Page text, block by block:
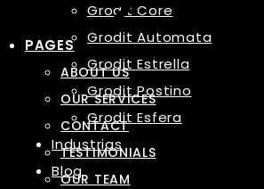
Grodit Core
Grodit Automata
Grodit Estrella
Grodit Postino
Grodit Esfera
Industrias
Blog
PAGES
ABOUT US
OUR SERVICES
CONTACT
TESTIMONIALS
OUR TEAM